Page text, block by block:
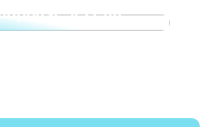
SEO:lla